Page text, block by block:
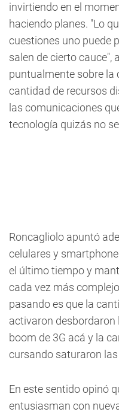
invirtiendo en el
haciendo planes. "Lo
cuestiones uno puede
salen de cierto cauce",
puntualmente sobre la
cantidad de recursos
las comunicaciones
tecnología quizás no
Roncagliolo apuntó
celulares y
el último tiempo y
cada vez más
pasando es que la
activaron desbordaron
boom de 3G acá y la
cursando saturaron las
En este sentido opinó
entusiasman con